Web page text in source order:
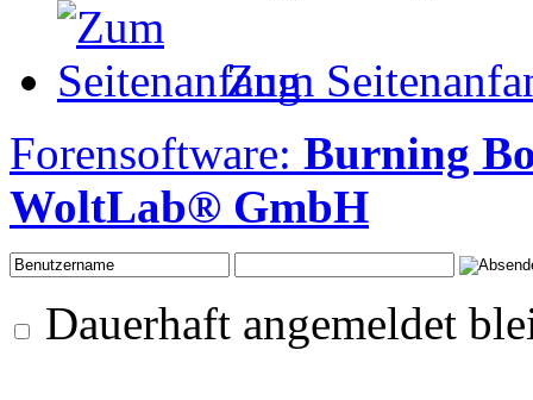
Zum
Forensoftware: Burning
WoltLab® GmbH
Dauerhaft angemeldet